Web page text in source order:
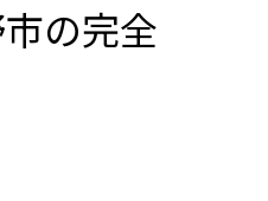
の完全